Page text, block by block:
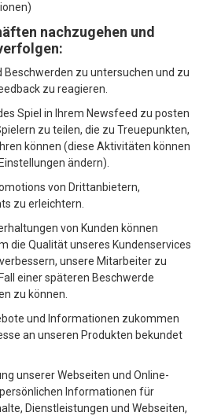
nachzugehen und
Beschwerden zu untersuchen und zu
zu reagieren.
Spiel in Ihrem Newsfeed zu posten
zu teilen, die zu Treuepunkten,
können (diese Aktivitäten können
ändern).
von Drittanbietern,
zu erleichtern.
von Kunden können
die Qualität unseres Kundenservices
unsere Mitarbeiter zu
einer späteren Beschwerde
zu können.
und Informationen zukommen
an unseren Produkten bekundet
unserer Webseiten und Online-
Informationen für
Dienstleistungen und Webseiten,